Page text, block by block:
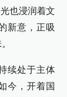
也浸润着文
新意，正吸
续处于主体
今，开着国